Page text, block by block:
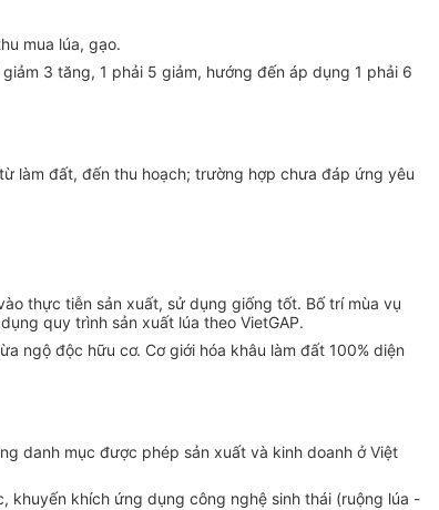
mua lúa, gạo.
3 tăng, 1 phải 5 giảm, hướng đến áp dụng 1 phải 6
làm đất, đến thu hoạch; trường hợp chưa đáp ứng yêu
thực tiễn sản xuất, sử dụng giống tốt. Bố trí mùa vụ
quy trình sản xuất lúa theo VietGAP.
ngộ độc hữu cơ. Cơ giới hóa khâu làm đất 100% diện
danh mục được phép sản xuất và kinh doanh ở Việt
khích ứng dụng công nghệ sinh thái (ruộng lúa -